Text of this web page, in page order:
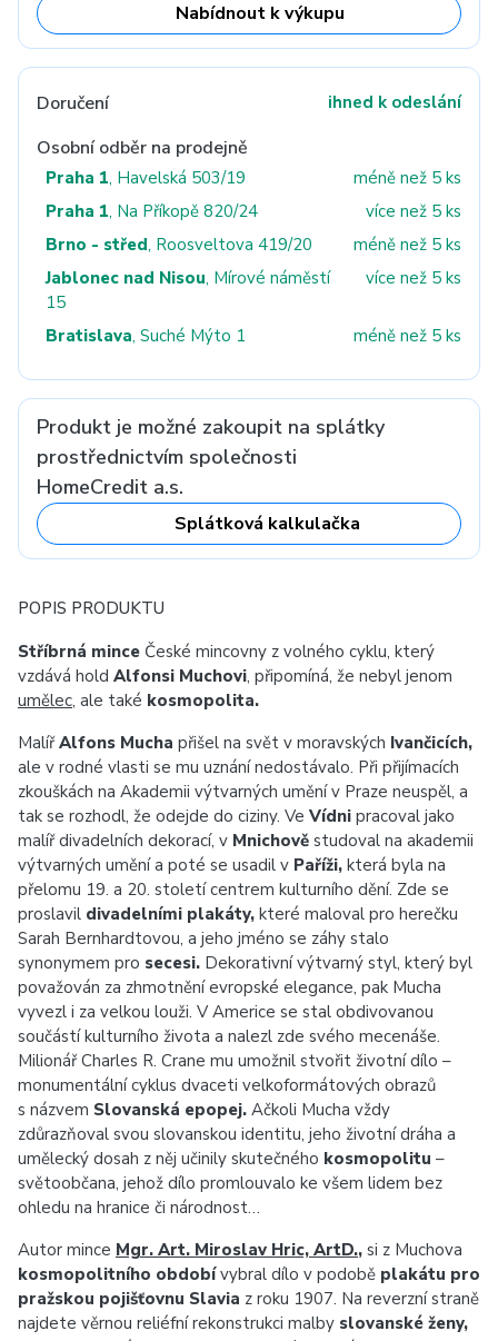
Nabídnout k výkupu
Doručení ihned k odeslání
Osobní odběr na prodejně
Praha 1, Havelská 503/19
méně než 5 ks
Praha 1, Na Příkopě 820/24
více než 5 ks
Brno - střed, Roosveltova 419/20
méně než 5 ks
Jablonec nad Nisou, Mírové náměstí
15
více než 5 ks
Bratislava, Suché Mýto 1 méně než 5 ks
Produkt je možné zakoupit na splátky
prostřednictvím společnosti
HomeCredit a.s.
Splátková kalkulačka
POPIS PRODUKTU
Stříbrná mince České mincovny z volného cyklu, který
vzdává hold Alfonsi Muchovi, připomíná, že nebyl jenom
umělec, ale také kosmopolita.
MalířAlfons Mucha přišel na svět v moravských Ivančicích,
ale v rodné vlasti se mu uznání nedostávalo. Při přijímacích
zkouškách na Akademii výtvarných umění v Praze neuspěl, a
tak se rozhodl, že odejde do ciziny. Ve Vídni pracoval jako
malíř divadelních dekorací, v Mnichově studoval na akademii
výtvarných umění a poté se usadil v Paříži, která byla na
přelomu 19. a 20. století centrem kulturního dění. Zde se
proslavil divadelními plakáty, které maloval pro herečku
Sarah Bernhardtovou, a jeho jméno se záhy stalo
synonymem pro secesi. Dekorativní výtvarný styl, který byl
považován za zhmotnění evropské elegance, pak Mucha
vyvezl i za velkou louži. V Americe se stal obdivovanou
součástí kulturního života a nalezl zde svého mecenáše.
Milionář Charles R. Crane mu umožnil stvořit životní dílo –
monumentální cyklus dvaceti velkoformátových obrazů
s názvem Slovanská epopej. Ačkoli Mucha vždy
zdůrazňoval svou slovanskou identitu, jeho životní dráha a
umělecký dosah z něj učinily skutečného kosmopolitu –
světoobčana, jehož dílo promlouvalo ke všem lidem bez
ohledu na hranice či národnost…
Autor mince Mgr. Art. Miroslav Hric, ArtD., si z Muchova
kosmopolitního obdobívybral dílo v podobě plakátu pro
pražskou pojišťovnu Slavia z roku 1907. Na reverzní straně
najdete věrnou reliéfní rekonstrukci malby slovanské ženy,